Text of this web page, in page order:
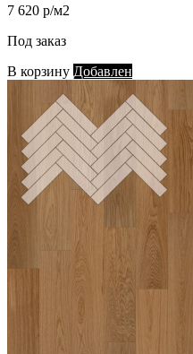
7 620 р/м2
Под заказ
В корзину Добавлен